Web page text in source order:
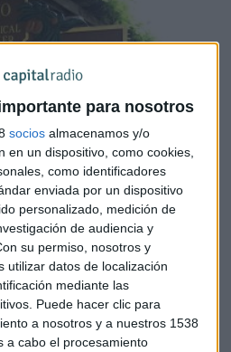
para nosotros
socios almacenamos y/o
en un dispositivo, como cookies,
como identificadores
enviada por un dispositivo
personalizado, medición de
de audiencia y
su permiso, nosotros y
utilizar datos de localización
mediante las
Puede hacer clic para
a nosotros y a nuestros 1538
a cabo el procesamiento
al dólar